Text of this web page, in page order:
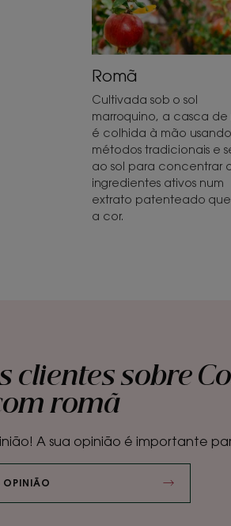
Romã
Cultivada sob o sol
marroquino, a casca de
é colhida à mão usando
métodos tradicionais e
ao sol para concentrar
ingredientes ativos num
extrato patenteado que
a cor.
clientes sobre
romã
A sua opinião é importante
OPINIÃO